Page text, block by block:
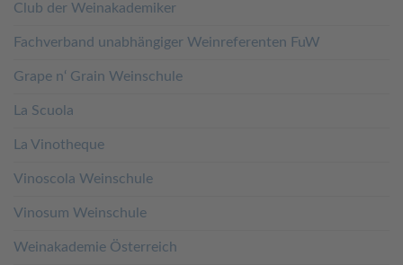
Club der Weinakademiker
Fachverband unabhängiger Weinreferenten FuW
Grape n‘ Grain Weinschule
La Scuola
La Vinotheque
Vinoscola Weinschule
Vinosum Weinschule
Weinakademie Österreich